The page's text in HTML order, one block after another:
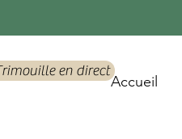
en direct
Accueil